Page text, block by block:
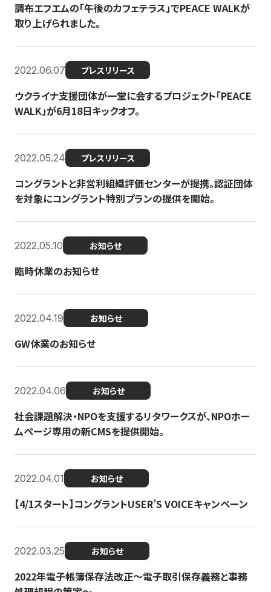
調布エフエムの「午後のカフェテラス」でPEACE WALKが
取り上げられました。
2022.06.07 プレスリリース
ウクライナ支援団体が一堂に会するプロジェクト「PEACE
WALK」が6月18日キックオフ。
2022.05.24 プレスリリース
コングラントと非営利組織評価センターが提携。認証団体
を対象にコングラント特別プランの提供を開始。
2022.05.10 お知らせ
臨時休業のお知らせ
2022.04.19 お知らせ
GW休業のお知らせ
2022.04.06 お知らせ
社会課題解決・NPOを支援するリタワークスが、NPOホー
ムページ専用の新CMSを提供開始。
2022.04.01 お知らせ
【4/1スタート】コングラントUSER’S VOICEキャンペーン
2022.03.25 お知らせ
2022年電子帳簿保存法改正～電子取引保存義務と事務